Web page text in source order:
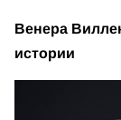
Венера
истории